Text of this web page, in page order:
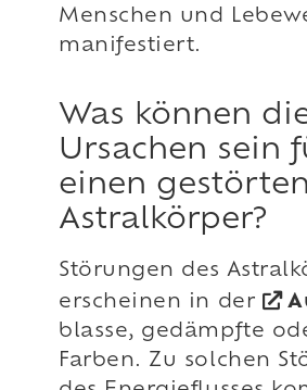
Menschen und
manifestiert.
Was können
Ursachen sein
einen gestörten
Astralkörper?
Störungen des
erscheinen in der
blasse, gedämpfte
Farben. Zu solchen